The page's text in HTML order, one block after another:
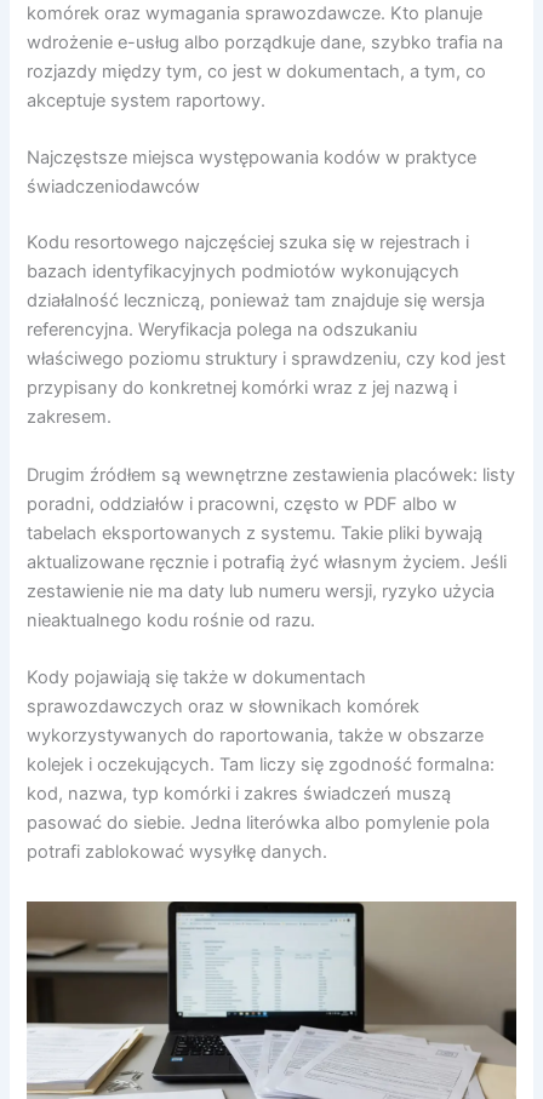
komórek oraz wymagania sprawozdawcze. Kto planuje
wdrożenie e-usług albo porządkuje dane, szybko trafia na
rozjazdy między tym, co jest w dokumentach, a tym, co
akceptuje system raportowy.
Najczęstsze miejsca występowania kodów w praktyce
świadczeniodawców
Kodu resortowego najczęściej szuka się w rejestrach i
bazach identyfikacyjnych podmiotów wykonujących
działalność leczniczą, ponieważ tam znajduje się wersja
referencyjna. Weryfikacja polega na odszukaniu
właściwego poziomu struktury i sprawdzeniu, czy kod jest
przypisany do konkretnej komórki wraz z jej nazwą i
zakresem.
Drugim źródłem są wewnętrzne zestawienia placówek: listy
poradni, oddziałów i pracowni, często w PDF albo w
tabelach eksportowanych z systemu. Takie pliki bywają
aktualizowane ręcznie i potrafią żyć własnym życiem. Jeśli
zestawienie nie ma daty lub numeru wersji, ryzyko użycia
nieaktualnego kodu rośnie od razu.
Kody pojawiają się także w dokumentach
sprawozdawczych oraz w słownikach komórek
wykorzystywanych do raportowania, także w obszarze
kolejek i oczekujących. Tam liczy się zgodność formalna:
kod, nazwa, typ komórki i zakres świadczeń muszą
pasować do siebie. Jedna literówka albo pomylenie pola
potrafi zablokować wysyłkę danych.